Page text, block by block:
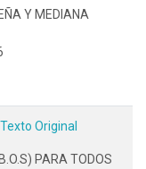
Y MEDIANA
Texto Original
PARA TODOS